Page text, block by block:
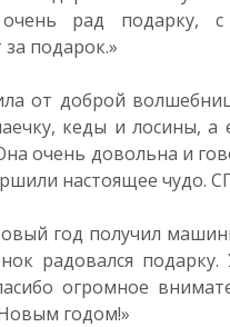
рад подарку, с
подарок.»
от доброй
кеды и лосины, а
очень довольна и
настоящее чудо.
год получил
радовался
огромное
годом!»